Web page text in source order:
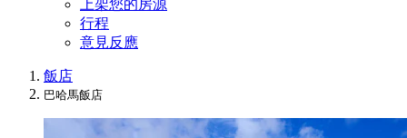
上架您的房源
行程
意見反應
飯店
巴哈馬飯店